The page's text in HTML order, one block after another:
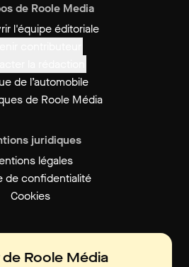
de Roole Media
l'équipe éditoriale
de l’automobile
de Roole Média
juridiques
légales
de confidentialité
Cookies
Roole Média